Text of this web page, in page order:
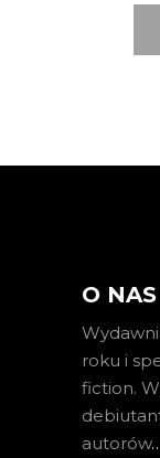
O NAS
roku i
fiction.
autorów